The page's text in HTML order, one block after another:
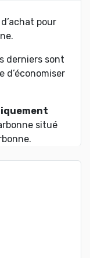
d’achat pour
derniers sont
d’économiser
situé